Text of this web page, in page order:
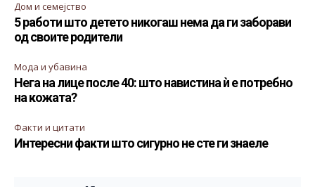
Дом и семејство
5 работи што детето никогаш нема да ги заборави
од своите родители
Мода и убавина
Нега на лице после 40: што навистина ѝ е потребно
на кожата?
Факти и цитати
Интересни факти што сигурно не сте ги знаеле